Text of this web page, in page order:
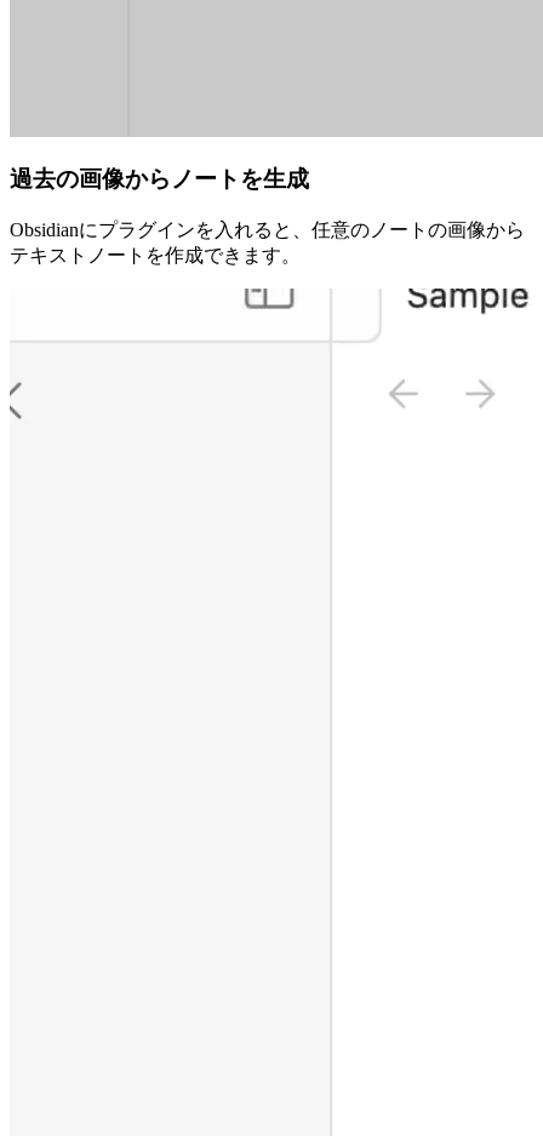
過去の画像からノートを生成
Obsidianにプラグインを入れると、任意のノートの画像から
テキストノートを作成できます。